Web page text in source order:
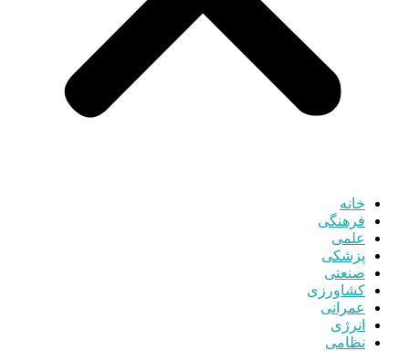
خانه
فرهنگی
علمی
پزشکی
صنعتی
کشاورزی
عمرانی
انرژی
نظامی